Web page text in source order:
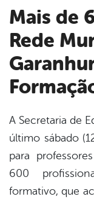
Mais de 600 professores da
Rede
A Secretaria de
último sábado
para
600
formativo, que